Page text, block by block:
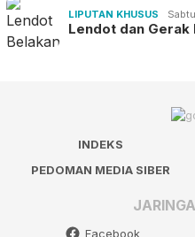
LIPUTAN KHUSUS
Lendot dan
INDEKS
PEDOMAN MEDIA SIBER
Facebook